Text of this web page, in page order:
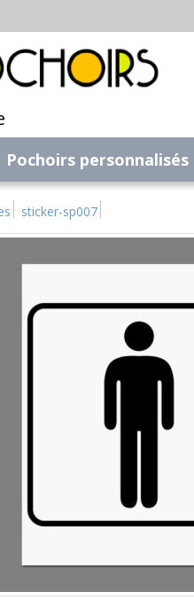
Pochoirs personnalisés
sticker-sp007